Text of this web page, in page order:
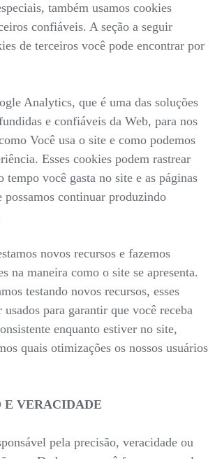
também usamos cookies
confiáveis. A seção a seguir
de terceiros você pode encontrar por
Analytics, que é uma das soluções
e confiáveis da Web, para nos
Você usa o site e como podemos
Esses cookies podem rastrear
tempo você gasta no site e as páginas
possamos continuar produzindo
novos recursos e fazemos
na maneira como o site se apresenta.
testando novos recursos, esses
usados para garantir que você receba
enquanto estiver no site,
quais otimizações os nossos usuários
VERACIDADE
pela precisão, veracidade ou